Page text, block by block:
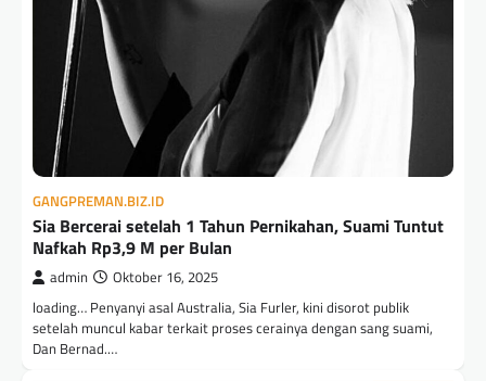
GANGPREMAN.BIZ.ID
Sia Bercerai setelah 1 Tahun Pernikahan, Suami Tuntut
Nafkah Rp3,9 M per Bulan
admin Oktober 16, 2025
loading… Penyanyi asal Australia, Sia Furler, kini disorot publik
setelah muncul kabar terkait proses cerainya dengan sang suami,
Dan Bernad.…